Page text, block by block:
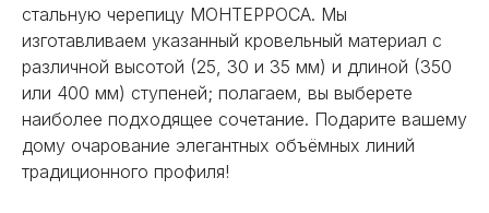
стальную черепицу МОНТЕРРОСА. Мы
изготавливаем указанный кровельный материал с
различной высотой (25, 30 и 35 мм) и длиной (350
или 400 мм) ступеней; полагаем, вы выберете
наиболее подходящее сочетание. Подарите вашему
дому очарование элегантных объёмных линий
традиционного профиля!